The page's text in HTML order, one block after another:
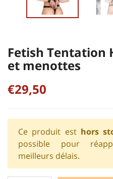
Fetish Tentation
et menottes
€29,50
Ce produit est hors
possible pour
meilleurs délais.